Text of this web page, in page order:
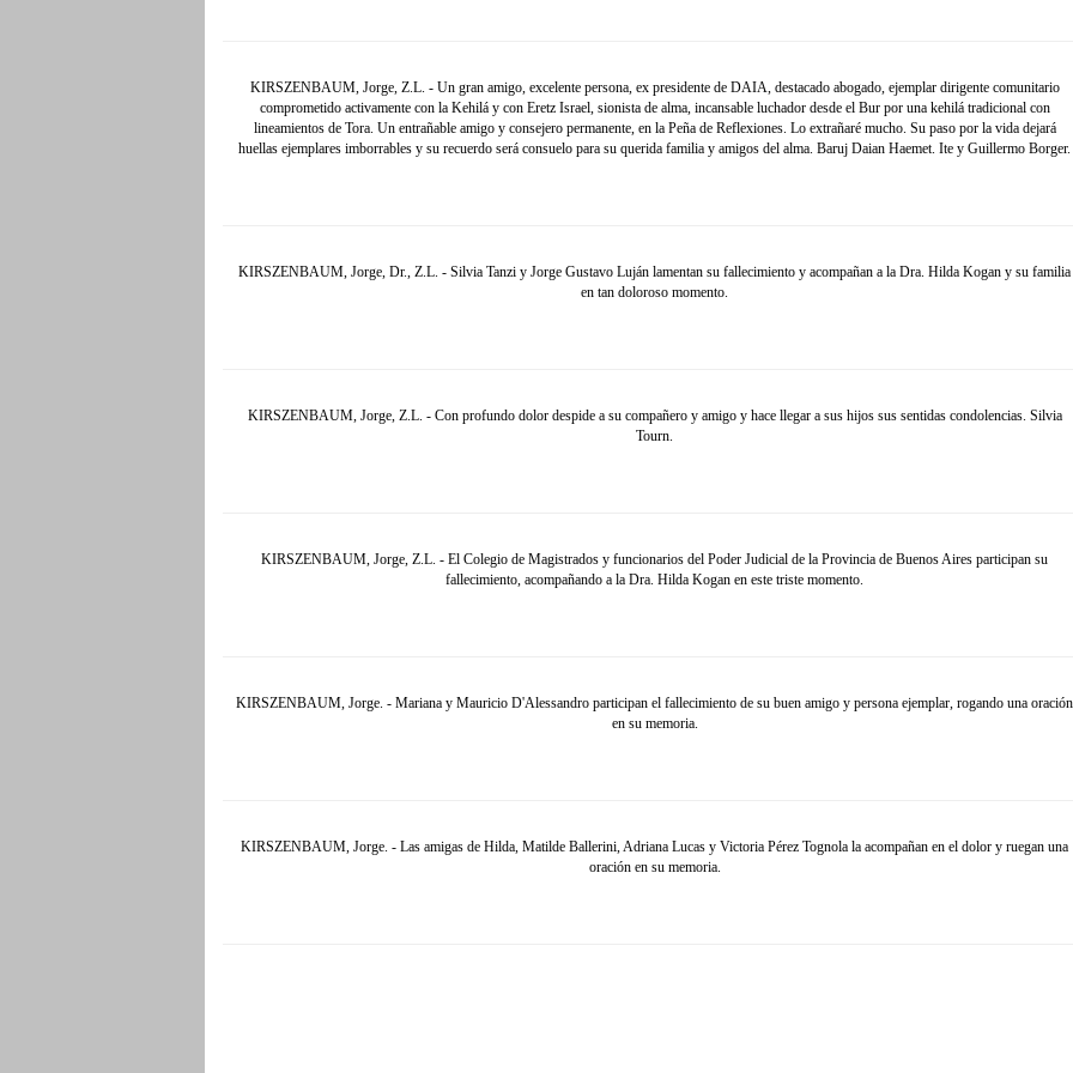
KIRSZENBAUM, Jorge, Z.L. - Un gran amigo, excelente persona, ex presidente de DAIA, destacado abogado, ejemplar dirigente comunitario
comprometido activamente con la Kehilá y con Eretz Israel, sionista de alma, incansable luchador desde el Bur por una kehilá tradicional con
lineamientos de Tora. Un entrañable amigo y consejero permanente, en la Peña de Reflexiones. Lo extrañaré mucho. Su paso por la vida dejará
huellas ejemplares imborrables y su recuerdo será consuelo para su querida familia y amigos del alma. Baruj Daian Haemet. Ite y Guillermo Borger.
KIRSZENBAUM, Jorge, Dr., Z.L. - Silvia Tanzi y Jorge Gustavo Luján lamentan su fallecimiento y acompañan a la Dra. Hilda Kogan y su familia
en tan doloroso momento.
KIRSZENBAUM, Jorge, Z.L. - Con profundo dolor despide a su compañero y amigo y hace llegar a sus hijos sus sentidas condolencias. Silvia
Tourn.
KIRSZENBAUM, Jorge, Z.L. - El Colegio de Magistrados y funcionarios del Poder Judicial de la Provincia de Buenos Aires participan su
fallecimiento, acompañando a la Dra. Hilda Kogan en este triste momento.
KIRSZENBAUM, Jorge. - Mariana y Mauricio D'Alessandro participan el fallecimiento de su buen amigo y persona ejemplar, rogando una oración
en su memoria.
KIRSZENBAUM, Jorge. - Las amigas de Hilda, Matilde Ballerini, Adriana Lucas y Victoria Pérez Tognola la acompañan en el dolor y ruegan una
oración en su memoria.